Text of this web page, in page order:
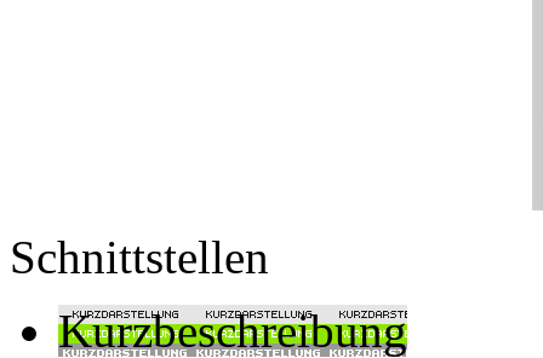
Schnittstellen
Kurzbeschreibung